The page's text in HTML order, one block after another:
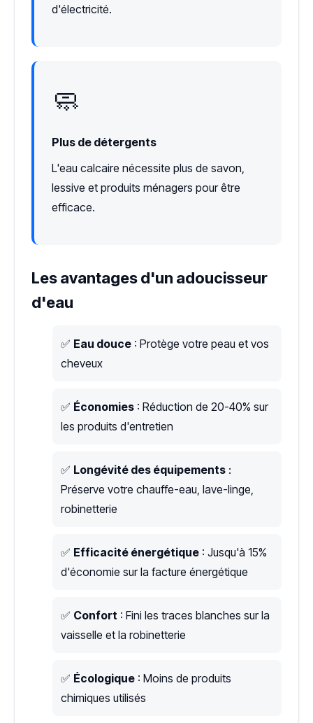
d'électricité.
🧼
Plus de détergents
L'eau calcaire nécessite plus de savon,
lessive et produits ménagers pour être
efficace.
Les avantages d'un adoucisseur
d'eau
✅ Eau douce : Protège votre peau et vos
cheveux
✅ Économies : Réduction de 20-40% sur
les produits d'entretien
✅ Longévité des équipements :
Préserve votre chauffe-eau, lave-linge,
robinetterie
✅ Efficacité énergétique : Jusqu'à 15%
d'économie sur la facture énergétique
✅ Confort : Fini les traces blanches sur la
vaisselle et la robinetterie
✅ Écologique : Moins de produits
chimiques utilisés